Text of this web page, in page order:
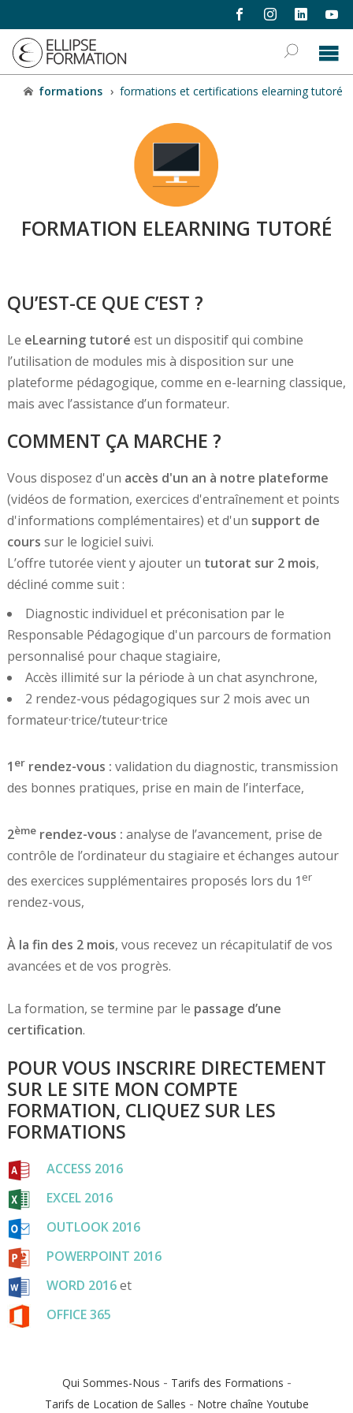
formations › formations et certifications elearning tutoré
FORMATION ELEARNING TUTORÉ
QU’EST-CE QUE C’EST ?
Le eLearning tutoré est un dispositif qui combine
l’utilisation de modules mis à disposition sur une
plateforme pédagogique, comme en e-learning classique,
mais avec l’assistance d’un formateur.
COMMENT ÇA MARCHE ?
Vous disposez d'un accès d'un an à notre plateforme
(vidéos de formation, exercices d'entraînement et points
d'informations complémentaires) et d'un support de
cours sur le logiciel suivi.
L’offre tutorée vient y ajouter un tutorat sur 2 mois,
décliné comme suit :
Diagnostic individuel et préconisation par le
Responsable Pédagogique d'un parcours de formation
personnalisé pour chaque stagiaire,
Accès illimité sur la période à un chat asynchrone,
2 rendez-vous pédagogiques sur 2 mois avec un
formateur·trice/tuteur·trice
1 errendez-vous : validation du diagnostic, transmission
des bonnes pratiques, prise en main de l’interface,
2èmerendez-vous : analyse de l’avancement, prise de
contrôle de l’ordinateur du stagiaire et échanges autour
des exercices supplémentaires proposés lors du 1 er
rendez-vous,
À la fin des 2 mois, vous recevez un récapitulatif de vos
avancées et de vos progrès.
La formation, se termine par le passage d’une
certification.
POUR VOUS INSCRIRE DIRECTEMENT
SUR LE SITE MON COMPTE
FORMATION, CLIQUEZ SUR LES
FORMATIONS
ACCESS 2016
EXCEL 2016
OUTLOOK 2016
POWERPOINT 2016
WORD 2016et
OFFICE 365
Qui Sommes-Nous - Tarifs des Formations -
Tarifs de Location de Salles - Notre chaîne Youtube